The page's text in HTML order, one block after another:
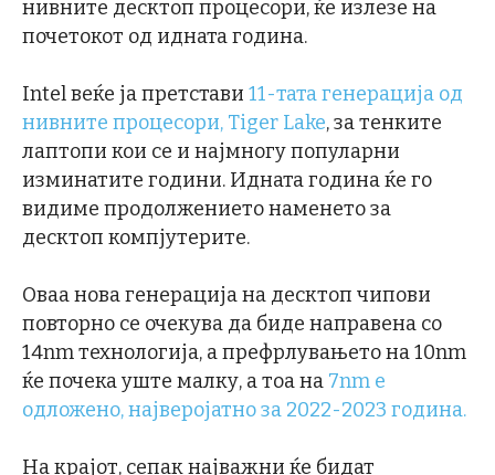
нивните десктоп процесори, ќе излезе на
почетокот од идната година.
Intel веќе ја претстави 11-тата генерација од
нивните процесори, Tiger Lake, за тенките
лаптопи кои се и најмногу популарни
изминатите години. Идната година ќе го
видиме продолжението наменето за
десктоп компјутерите.
Оваа нова генерација на десктоп чипови
повторно се очекува да биде направена со
14nm технологија, а префрлувањето на 10nm
ќе почека уште малку, а тоа на 7nm е
одложено, најверојатно за 2022-2023 година.
На крајот, сепак најважни ќе бидат